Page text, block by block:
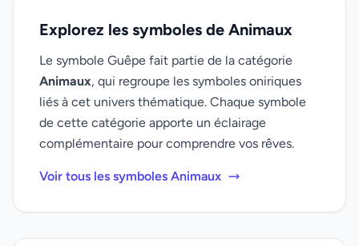
Explorez les symboles de Animaux
Le symbole Guêpe fait partie de la catégorie
Animaux, qui regroupe les symboles oniriques
liés à cet univers thématique. Chaque symbole
de cette catégorie apporte un éclairage
complémentaire pour comprendre vos rêves.
Voir tous les symboles Animaux